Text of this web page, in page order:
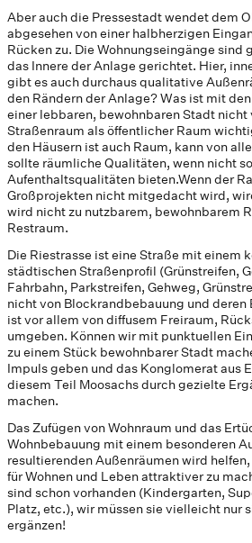
Aber auch die Pressestadt wendet dem
abgesehen von einer halbherzigen
Rücken zu. Die Wohnungseingänge sind
das Innere der Anlage gerichtet. Hier,
gibt es auch durchaus qualitative
den Rändern der Anlage? Was ist mit
einer lebbaren, bewohnbaren Stadt nicht
Straßenraum als öffentlicher Raum
den Häusern ist auch Raum, kann von
sollte räumliche Qualitäten, wenn nicht
Aufenthaltsqualitäten bieten.Wenn der
Großprojekten nicht mitgedacht wird,
wird nicht zu nutzbarem, bewohnbarem
Restraum.
Die Riestrasse ist eine Straße mit einem
städtischen Straßenprofil (Grünstreifen,
Fahrbahn, Parkstreifen, Gehweg,
nicht von Blockrandbebauung und deren
ist vor allem von diffusem Freiraum,
umgeben. Können wir mit punktuellen
zu einem Stück bewohnbarer Stadt
Impuls geben und das Konglomerat aus
diesem Teil Moosachs durch gezielte
machen.
Das Zufügen von Wohnraum und das
Wohnbebauung mit einem besonderen
resultierenden Außenräumen wird
für Wohnen und Leben attraktiver zu
sind schon vorhanden (Kindergarten,
Platz, etc.), wir müssen sie vielleicht nur
ergänzen!